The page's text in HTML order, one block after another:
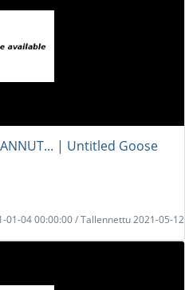
| Untitled Goose
01-04 00:00:00 / Tallennettu 2021-05-12